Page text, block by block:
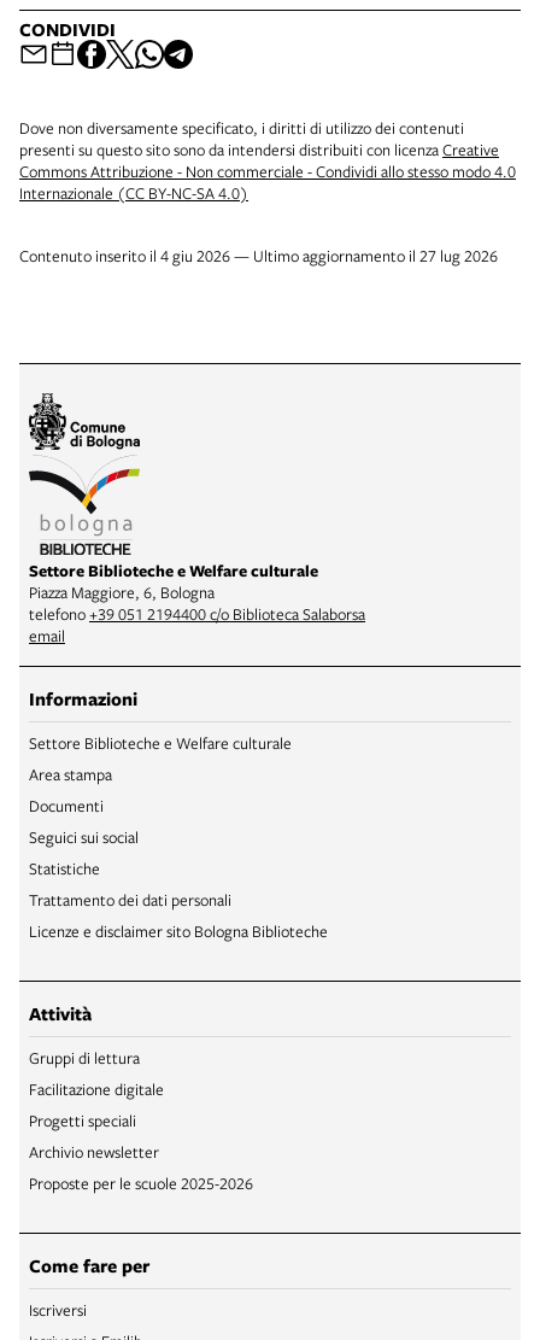
CONDIVIDI
Dove non diversamente specificato, i diritti di utilizzo dei contenuti
presenti su questo sito sono da intendersi distribuiti con licenzaCreative
Commons Attribuzione - Non commerciale - Condividi allo stesso modo 4.0
Internazionale (CC BY-NC-SA 4.0)
Contenuto inserito il 4 giu 2026 — Ultimo aggiornamento il 27 lug 2026
Settore Biblioteche e Welfare culturale
Piazza Maggiore, 6, Bologna
telefono+39 051 2194400 c/o Biblioteca Salaborsa
email
Informazioni
Settore Biblioteche e Welfare culturale
Area stampa
Documenti
Seguici sui social
Statistiche
Trattamento dei dati personali
Licenze e disclaimer sito Bologna Biblioteche
Attività
Gruppi di lettura
Facilitazione digitale
Progetti speciali
Archivio newsletter
Proposte per le scuole 2025-2026
Come fare per
Iscriversi